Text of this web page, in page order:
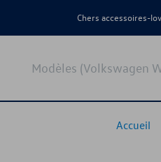
Chers accessoires-
Modèles (Volkswagen
Accueil